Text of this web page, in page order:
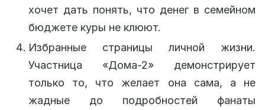
хочет дать понять, что денег в семейном
бюджете куры не клюют.
Избранные страницы личной жизни.
Участница «Дома-2» демонстрирует
только то, что желает она сама, а не
жадные до подробностей фанаты